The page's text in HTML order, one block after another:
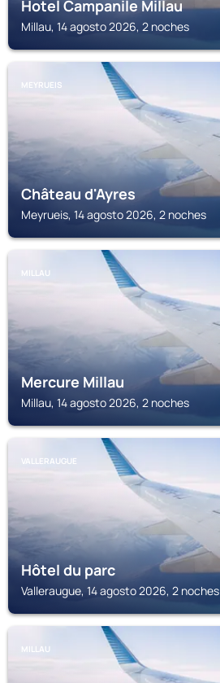
Hotel Campanile Millau
Millau, 14 agosto 2026, 2 noches
MEYRUEIS
Château d'Ayres
Meyrueis, 14 agosto 2026, 2 noches
MILLAU
Mercure Millau
Millau, 14 agosto 2026, 2 noches
VALLERAUGUE
Hôtel du parc
Valleraugue, 14 agosto 2026, 2 noches
MILLAU